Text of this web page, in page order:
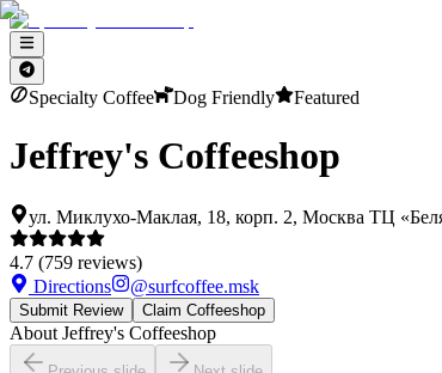
Specialty Coffee Dog Friendly Featured
Jeffrey's Coffeeshop
ул. Миклухо-Маклая, 18, корп. 2, Москва ТЦ
4.7 (759 reviews)
Directions
@surfcoffee.msk
Submit Review Claim Coffeeshop
About Jeffrey's Coffeeshop